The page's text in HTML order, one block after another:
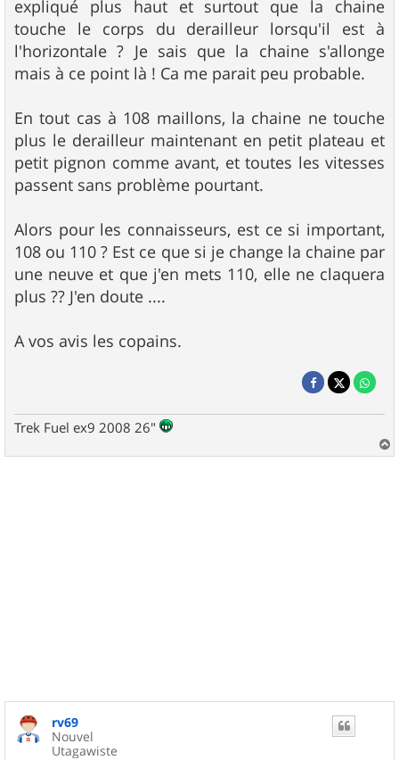
expliqué plus haut et surtout que la chaine
touche le corps du derailleur lorsqu'il est à
l'horizontale ? Je sais que la chaine s'allonge
mais à ce point là ! Ca me parait peu probable.
En tout cas à 108 maillons, la chaine ne touche
plus le derailleur maintenant en petit plateau et
petit pignon comme avant, et toutes les vitesses
passent sans problème pourtant.
Alors pour les connaisseurs, est ce si important,
108 ou 110 ? Est ce que si je change la chaine par
une neuve et que j'en mets 110, elle ne claquera
plus ?? J'en doute ....
A vos avis les copains.
Trek Fuel ex9 2008 26"
a
rv69
Nouvel
Utagawiste